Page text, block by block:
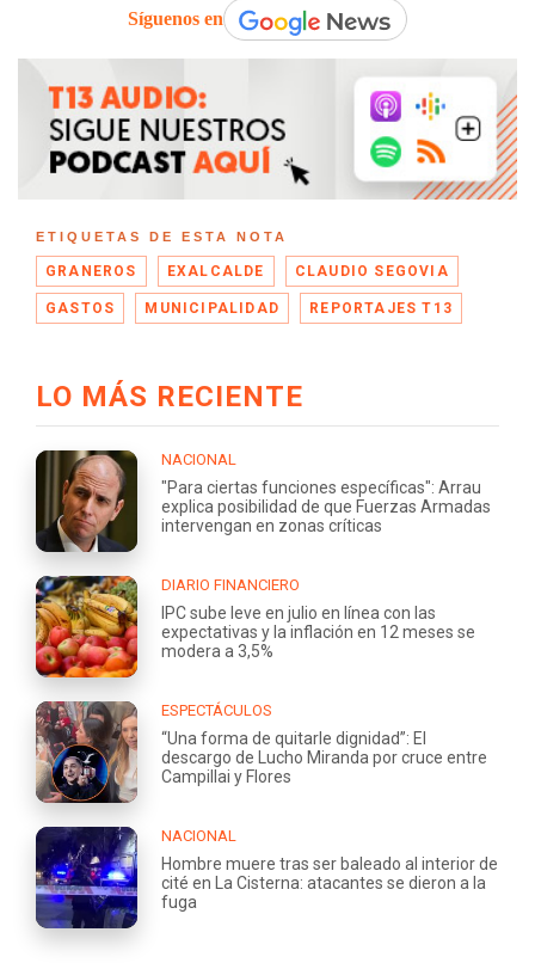
Síguenos en
ETIQUETAS DE ESTA NOTA
GRANEROS EXALCALDE CLAUDIO SEGOVIA
GASTOS MUNICIPALIDAD REPORTAJES T13
LO MÁS RECIENTE
NACIONAL
"Para ciertas funciones específicas": Arrau
explica posibilidad de que Fuerzas Armadas
intervengan en zonas críticas
DIARIO FINANCIERO
IPC sube leve en julio en línea con las
expectativas y la inflación en 12 meses se
modera a 3,5%
ESPECTÁCULOS
“Una forma de quitarle dignidad”: El
descargo de Lucho Miranda por cruce entre
Campillai y Flores
NACIONAL
Hombre muere tras ser baleado al interior de
cité en La Cisterna: atacantes se dieron a la
fuga